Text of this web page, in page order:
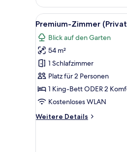
Alle
Fotos
für
Premium-
Zimmer
(Private
Garden)
anzeigen
3
Premium-Zimmer
Blick auf den Garten
54 m²
1 Schlafzimmer
Platz für 2 Personen
1 King-Bett ODER 2
Kostenloses WLAN
Weitere Details
Weitere